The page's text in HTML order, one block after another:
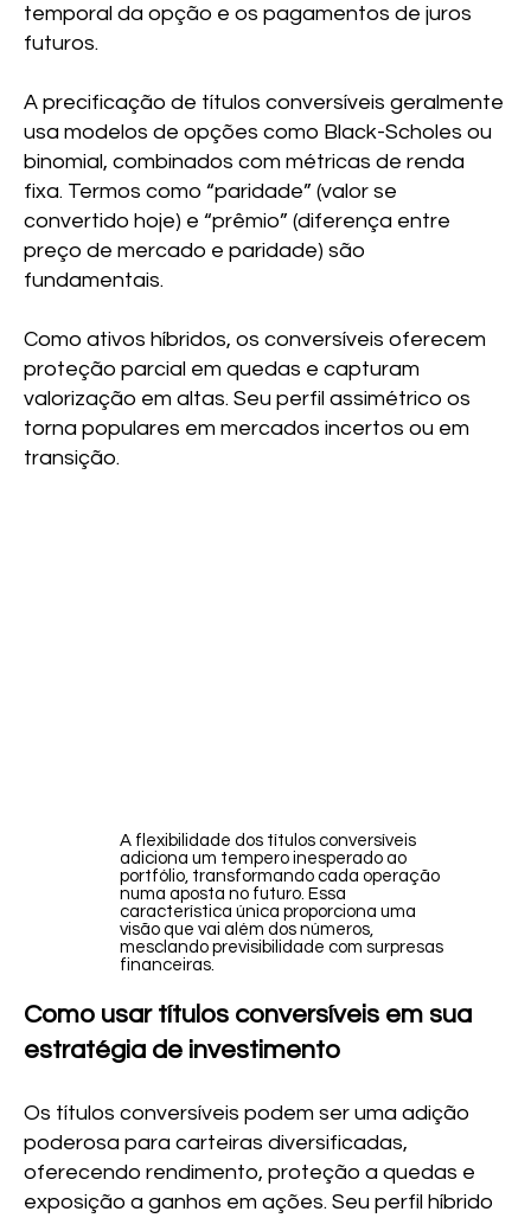
temporal da opção e os pagamentos de juros
futuros.
A precificação de títulos conversíveis geralmente
usa modelos de opções como Black-Scholes ou
binomial, combinados com métricas de renda
fixa. Termos como “paridade” (valor se
convertido hoje) e “prêmio” (diferença entre
preço de mercado e paridade) são
fundamentais.
Como ativos híbridos, os conversíveis oferecem
proteção parcial em quedas e capturam
valorização em altas. Seu perfil assimétrico os
torna populares em mercados incertos ou em
transição.
A flexibilidade dos títulos conversíveis
adiciona um tempero inesperado ao
portfólio, transformando cada operação
numa aposta no futuro. Essa
característica única proporciona uma
visão que vai além dos números,
mesclando previsibilidade com surpresas
financeiras.
Como usar títulos conversíveis em sua
estratégia de investimento
Os títulos conversíveis podem ser uma adição
poderosa para carteiras diversificadas,
oferecendo rendimento, proteção a quedas e
exposição a ganhos em ações. Seu perfil híbrido